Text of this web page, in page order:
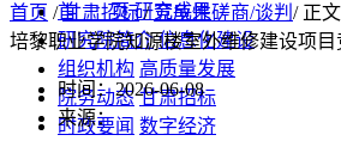
首 页 研究成果
研究院简介 信息化建设
组织机构 高质量发展
院务动态 甘肃招标
时政要闻 数字经济
首页 /甘肃招标/竞争性磋商/谈判 / 正文
培黎职业学院知源楼室外维修建设项
时间：2026-06-08
来源：